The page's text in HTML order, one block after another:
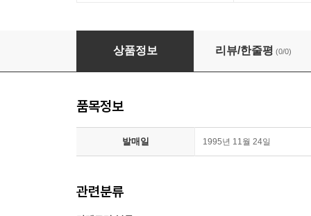
Sylvester - Sylvester/Step 2 (2 On 1CD)(CD)
상품정보 리뷰/한줄평 (0/0)
품목정보
발매일 1995년 11월 24일
관련분류